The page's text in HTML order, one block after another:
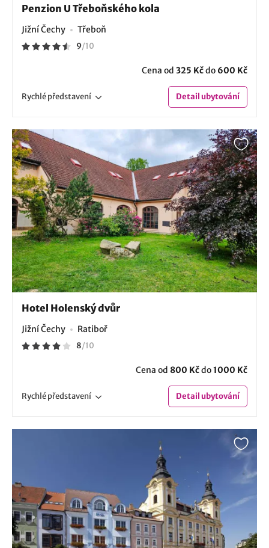
Penzion U Třeboňského kola
Jižní Čechy Třeboň
9/10
Cena od 325 Kčdo 600 Kč
Rychlépředstavení Detailubytování
Hotel Holenský dvůr
Jižní Čechy Ratiboř
8/10
Cena od 800 Kčdo1000 Kč
Rychlépředstavení Detailubytování